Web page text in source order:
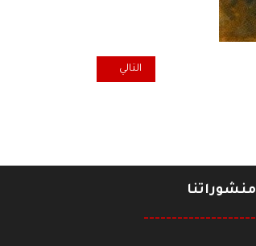
المقال التالي: أسامة عبد الكريم
التالي
منشوراتنا
--------------------